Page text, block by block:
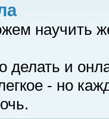
научить
делать и
- но